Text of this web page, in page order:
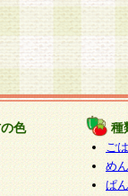
色 種
ご
めん
ぱん